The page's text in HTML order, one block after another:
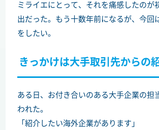
ミライエにとって、それを痛感したのが
出だった。もう十数年前になるが、今回
をしたい。
きっかけは大手取引先からの
ある日、お付き合いのある大手企業の担
われた。
「紹介したい海外企業があります」